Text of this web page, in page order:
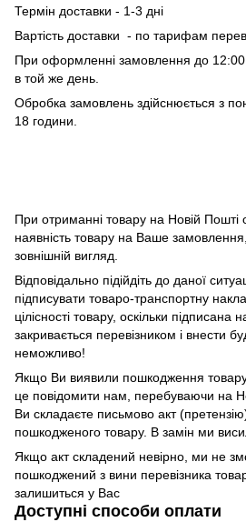
Термін доставки - 1-3 дні
Вартість доставки - по тарифам
При оформленні замовлення до
в той же день.
Обробка замовлень здійснюється з
18 години.
При отриманні товару на Новій Пошті
наявність товару на Ваше замовлення,
зовнішній вигляд.
Відповідально підійдіть до даної
підписувати товаро-транспортну
цілісності товару, оскільки підписана
закривається перевізником і внести
неможливо!
Якщо Ви виявили пошкодження
це повідомити нам, перебуваючи на
Ви складаєте письмово акт
пошкодженого товару. В замін ми
Якщо акт складений невірно, ми не
пошкоджений з вини перевізника
залишиться у Вас
Доступні способи оплати